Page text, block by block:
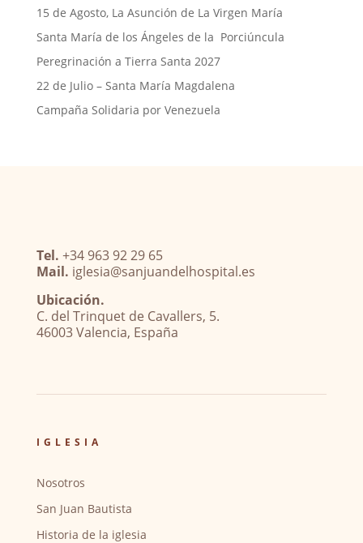
15 de Agosto, La Asunción de La Virgen María
Santa María de los Ángeles de la Porciúncula
Peregrinación a Tierra Santa 2027
22 de Julio – Santa María Magdalena
Campaña Solidaria por Venezuela
Tel. +34 963 92 29 65
Mail. iglesia@sanjuandelhospital.es
Ubicación.
C. del Trinquet de Cavallers, 5.
46003 Valencia, España
IGLESIA
Nosotros
San Juan Bautista
Historia de la iglesia